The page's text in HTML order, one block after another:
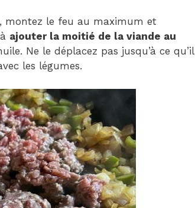
montez le feu au maximum et
ajouter la moitié de la viande au
Ne le déplacez pas jusqu’à ce qu’il
les légumes.